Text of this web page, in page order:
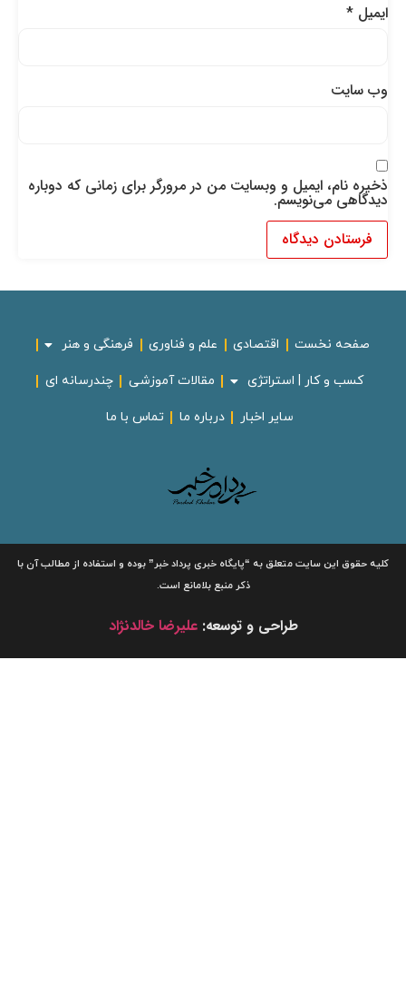
ایمیل*
وب‌ سایت
ذخیره نام، ایمیل و وبسایت من در مرورگر برای زمانی که دوباره
دیدگاهی می‌نویسم.
صفحه نخست اقتصادی علم و فناوری فرهنگی و هنر
کسب و کار | استراتژی مقالات آموزشی چندرسانه ای
سایر اخبار درباره ما تماس با ما
کلیه حقوق این سایت متعلق به“پایگاه خبریپرداد خبر”بوده و استفاده از مطالب آن با
ذکر منبع بلامانع است.
طراحی و توسعه:علیرضا خالدنژاد